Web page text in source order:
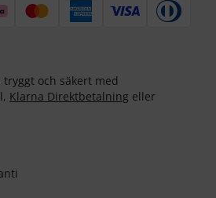
och säkert med
Klarna Direktbetalning eller